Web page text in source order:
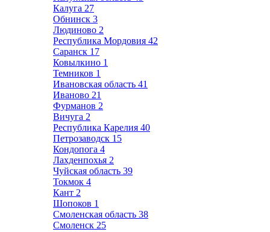
Калуга 27
Обнинск 3
Людиново 2
Республика Мордовия 42
Саранск 17
Ковылкино 1
Темников 1
Ивановская область 41
Иваново 21
Фурманов 2
Вичуга 2
Республика Карелия 40
Петрозаводск 15
Кондопога 4
Лахденпохья 2
Чуйская область 39
Токмок 4
Кант 2
Шопоков 1
Смоленская область 38
Смоленск 25